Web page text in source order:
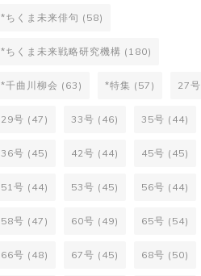
*ちくま未来俳句 (58)
*ちくま未来戦略研究機構 (180)
*千曲川柳会 (63) *特集 (57) 27号
29号 (47) 33号 (46) 35号 (44)
36号 (45) 42号 (44) 45号 (45)
51号 (44) 53号 (45) 56号 (44)
58号 (47) 60号 (49) 65号 (54)
66号 (48) 67号 (45) 68号 (50)